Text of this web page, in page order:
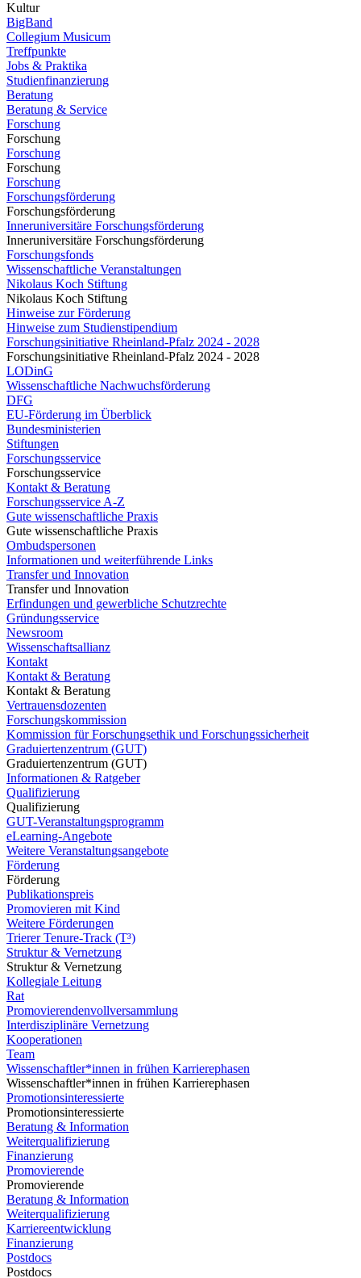
Kultur
BigBand
Collegium Musicum
Treffpunkte
Jobs & Praktika
Studienfinanzierung
Beratung
Beratung & Service
Forschung
Forschung
Forschung
Forschung
Forschung
Forschungsförderung
Forschungsförderung
Inneruniversitäre Forschungsförderung
Inneruniversitäre Forschungsförderung
Forschungsfonds
Wissenschaftliche Veranstaltungen
Nikolaus Koch Stiftung
Nikolaus Koch Stiftung
Hinweise zur Förderung
Hinweise zum Studienstipendium
Forschungsinitiative Rheinland-Pfalz 2024 - 2028
Forschungsinitiative Rheinland-Pfalz 2024 - 2028
LODinG
Wissenschaftliche Nachwuchsförderung
DFG
EU-Förderung im Überblick
Bundesministerien
Stiftungen
Forschungsservice
Forschungsservice
Kontakt & Beratung
Forschungsservice A-Z
Gute wissenschaftliche Praxis
Gute wissenschaftliche Praxis
Ombudspersonen
Informationen und weiterführende Links
Transfer und Innovation
Transfer und Innovation
Erfindungen und gewerbliche Schutzrechte
Gründungsservice
Newsroom
Wissenschaftsallianz
Kontakt
Kontakt & Beratung
Kontakt & Beratung
Vertrauensdozenten
Forschungskommission
Kommission für Forschungsethik und Forschungssicherheit
Graduiertenzentrum (GUT)
Graduiertenzentrum (GUT)
Informationen & Ratgeber
Qualifizierung
Qualifizierung
GUT-Veranstaltungsprogramm
eLearning-Angebote
Weitere Veranstaltungsangebote
Förderung
Förderung
Publikationspreis
Promovieren mit Kind
Weitere Förderungen
Trierer Tenure-Track (T³)
Struktur & Vernetzung
Struktur & Vernetzung
Kollegiale Leitung
Rat
Promovierendenvollversammlung
Interdisziplinäre Vernetzung
Kooperationen
Team
Wissenschaftler*innen in frühen Karrierephasen
Wissenschaftler*innen in frühen Karrierephasen
Promotionsinteressierte
Promotionsinteressierte
Beratung & Information
Weiterqualifizierung
Finanzierung
Promovierende
Promovierende
Beratung & Information
Weiterqualifizierung
Karriereentwicklung
Finanzierung
Postdocs
Postdocs